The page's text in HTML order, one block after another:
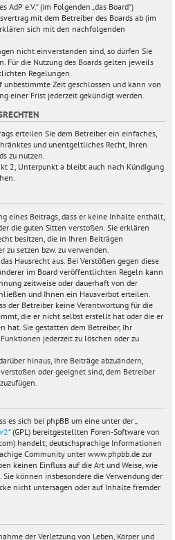
AdP e.V.“ (im Folgenden „das Board“)
mit dem Betreiber des Boards ab (im
sich mit den nachfolgenden
nicht einverstanden sind, so dürfen Sie
Für die Nutzung des Boards gelten jeweils
Regelungen.
unbestimmte Zeit geschlossen und kann von
einer Frist jederzeit gekündigt werden.
erteilen Sie dem Betreiber ein einfaches,
und unentgeltliches Recht, Ihren
zu nutzen.
2, Unterpunkt a bleibt auch nach Kündigung
eines Beitrags, dass er keine Inhalte enthält,
die guten Sitten verstoßen. Sie erklären
besitzen, die in Ihren Beiträgen
setzen bzw. zu verwenden.
Hausrecht aus. Bei Verstößen gegen diese
im Board veröffentlichten Regeln kann
zeitweise oder dauerhaft von der
und Ihnen ein Hausverbot erteilen.
der Betreiber keine Verantwortung für die
die er nicht selbst erstellt hat oder die er
hat. Sie gestatten dem Betreiber, Ihr
jederzeit zu löschen oder zu
hinaus, Ihre Beiträge abzuändern,
oder geeignet sind, dem Betreiber
es sich bei phpBB um eine unter der „
“ (GPL) bereitgestellten Foren-Software von
handelt; deutschsprachige Informationen
Community unter www.phpbb.de zur
keinen Einfluss auf die Art und Weise, wie
können insbesondere die Verwendung der
nicht untersagen oder auf Inhalte fremder
der Verletzung von Leben, Körper und